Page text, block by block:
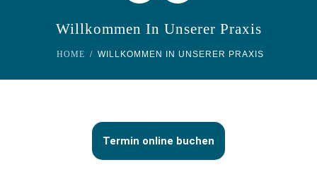
TERMIN ONLINE BUCHEN
Willkommen In Unserer Praxis
HOME WILLKOMMEN IN UNSERER PRAXIS
Termin online buchen